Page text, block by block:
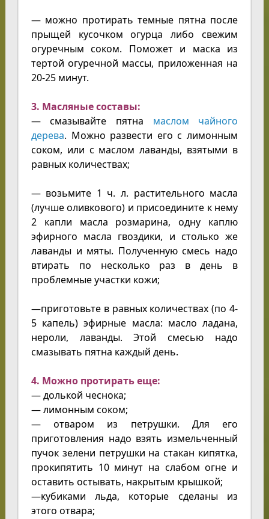
— можно протирать темные пятна после
прыщей кусочком огурца либо свежим
огуречным соком. Поможет и маска из
тертой огуречной массы, приложенная на
20-25 минут.
3. Масляные составы:
— смазывайте пятна маслом чайного
дерева. Можно развести его с лимонным
соком, или с маслом лаванды, взятыми в
равных количествах;
— возьмите 1 ч. л. растительного масла
(лучше оливкового) и присоедините к нему
2 капли масла розмарина, одну каплю
эфирного масла гвоздики, и столько же
лаванды и мяты. Полученную смесь надо
втирать по несколько раз в день в
проблемные участки кожи;
—приготовьте в равных количествах (по 4-
5 капель) эфирные масла: масло ладана,
нероли, лаванды. Этой смесью надо
смазывать пятна каждый день.
4. Можно протирать еще:
— долькой чеснока;
— лимонным соком;
— отваром из петрушки. Для его
приготовления надо взять измельченный
пучок зелени петрушки на стакан кипятка,
прокипятить 10 минут на слабом огне и
оставить остывать, накрытым крышкой;
—кубиками льда, которые сделаны из
этого отвара;